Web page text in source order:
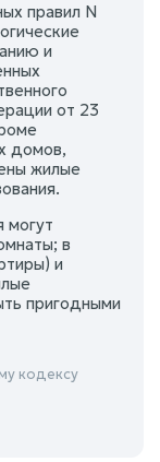
правил N
и
от 23
домов,
жилые
могут
в
и
пригодными
кодексу